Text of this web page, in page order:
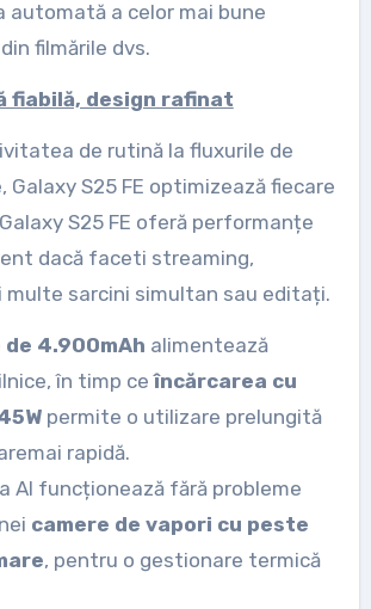
automată a celor mai bune
filmările dvs.
fiabilă, design rafinat
de rutină la fluxurile de
Galaxy S25 FE optimizează fiecare
S25 FE oferă performanțe
dacă faceti streaming,
sarcini simultan sau editați.
de 4.900mAh alimentează
în timp ceîncărcarea cu
permite o utilizare prelungită
rapidă.
AI funcționează fără probleme
camere de vapori cu peste
, pentru o gestionare termică